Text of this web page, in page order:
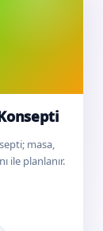
masa,
ile planlanır.